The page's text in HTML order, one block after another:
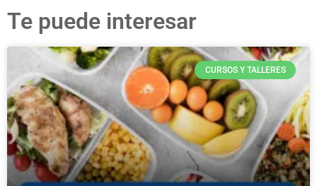
Te puede interesar
CURSOS Y TALLERES